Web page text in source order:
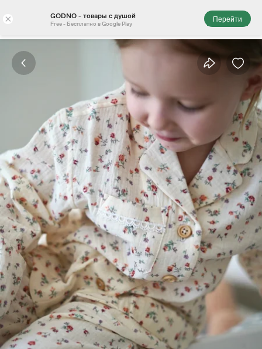
× GODNO - товары с душой
Free - Бесплатно в Google Play
Перейти